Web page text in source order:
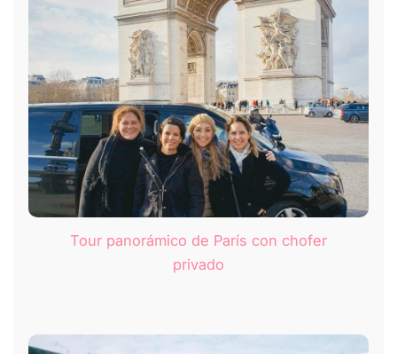
Tour panorámico de París con chofer
privado